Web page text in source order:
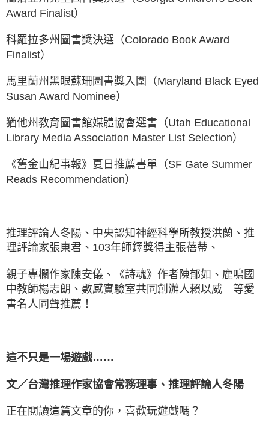
Award Finalist）
科羅拉多州圖書獎決選（Colorado Book Award
Finalist）
馬里蘭州黑眼蘇珊圖書獎入圍（Maryland Black Eyed
Susan Award Nominee）
猶他州教育圖書館媒體協會選書（Utah Educational
Library Media Association Master List Selection）
《舊金山紀事報》夏日推薦書單（SF Gate Summer
Reads Recommendation）
推理評論人冬陽、中央認知神經科學所教授洪蘭、推
理評論家張東君、103年師鐸獎得主張蓓蒂、
親子專欄作家陳安儀、《詩魂》作者陳郁如、鹿鳴國
中教師楊志朗、數感實驗室共同創辦人賴以威 等愛
書名人同聲推薦！
這不只是一場遊戲……
文／台灣推理作家協會常務理事、推理評論人冬陽
正在閱讀這篇文章的你，喜歡玩遊戲嗎？